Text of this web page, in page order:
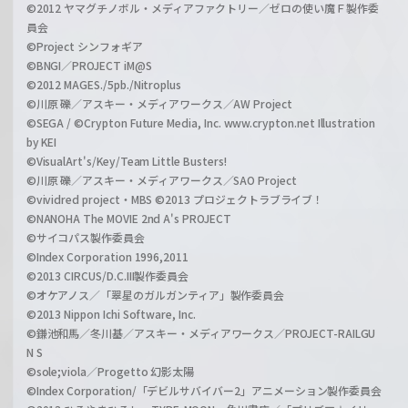
©2012 ヤマグチノボル・メディアファクトリー／ゼロの使い魔Ｆ製作委
員会
©Project シンフォギア
©BNGI／PROJECT iM@S
©2012 MAGES./5pb./Nitroplus
©川原 礫／アスキー・メディアワークス／AW Project
©SEGA / ©Crypton Future Media, Inc. www.crypton.net Illustration
by KEI
©VisualArt's/Key/Team Little Busters!
©川原 礫／アスキー・メディアワークス／SAO Project
©vividred project・MBS ©2013 プロジェクトラブライブ！
©NANOHA The MOVIE 2nd A's PROJECT
©サイコパス製作委員会
©Index Corporation 1996,2011
©2013 CIRCUS/D.C.III製作委員会
©オケアノス／「翠星のガルガンティア」製作委員会
©2013 Nippon Ichi Software, Inc.
©鎌池和馬／冬川基／アスキー・メディアワークス／PROJECT-RAILGU
N S
©sole;viola／Progetto 幻影太陽
©Index Corporation/「デビルサバイバー2」アニメーション製作委員会